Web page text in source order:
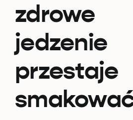
zdrowe
jedzenie
przestaje